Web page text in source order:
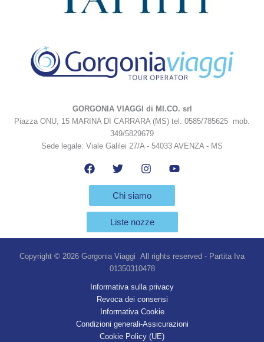
GORGONIA VIAGGI di MI.CO. srl
Piazza ONU, 15 MARINA DI CARRARA (MS) tel. 0585/785625 mob.
349/5829679
Sede legale: Viale Galilei 27/A - 54033 AVENZA - MS
Chi siamo
Liste nozze
Copyright © 2026 Gorgonia Viaggi All rights reserved - Partita Iva
01350310478
Informativa sulla privacy
Revoca dei consensi
Informativa Cookie
Condizioni generali-Assicurazioni
Cookie Policy (UE)